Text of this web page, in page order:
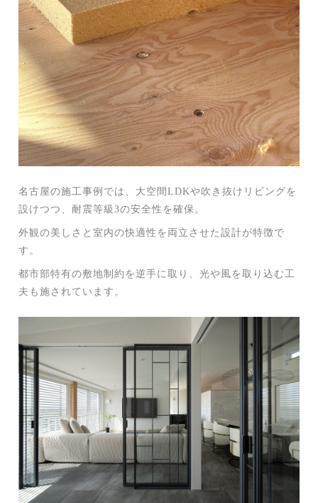
名古屋の施工事例では、大空間LDKや吹き抜けリビングを
設けつつ、耐震等級3の安全性を確保。
外観の美しさと室内の快適性を両立させた設計が特徴で
す。
都市部特有の敷地制約を逆手に取り、光や風を取り込む工
夫も施されています。